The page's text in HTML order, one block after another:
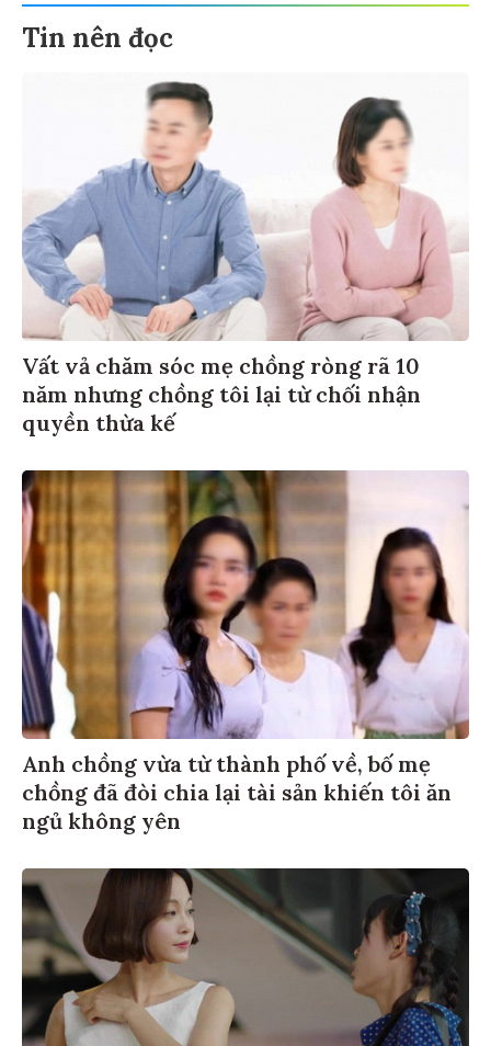
Tin nên đọc
Vất vả chăm sóc mẹ chồng ròng rã 10
năm nhưng chồng tôi lại từ chối nhận
quyền thừa kế
Anh chồng vừa từ thành phố về, bố mẹ
chồng đã đòi chia lại tài sản khiến tôi ăn
ngủ không yên